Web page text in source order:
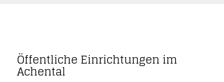
Öffentliche Einrichtungen im
Achental